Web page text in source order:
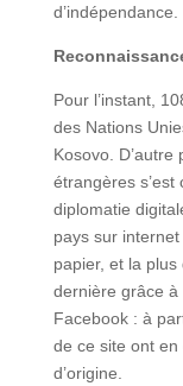
d’indépendance.
Pour l’instant,
des Nations
Kosovo.
étrangères
diplomatie
pays sur
papier, et la plus
dernière grâce à
Facebook : à
de ce site ont
d’origine.